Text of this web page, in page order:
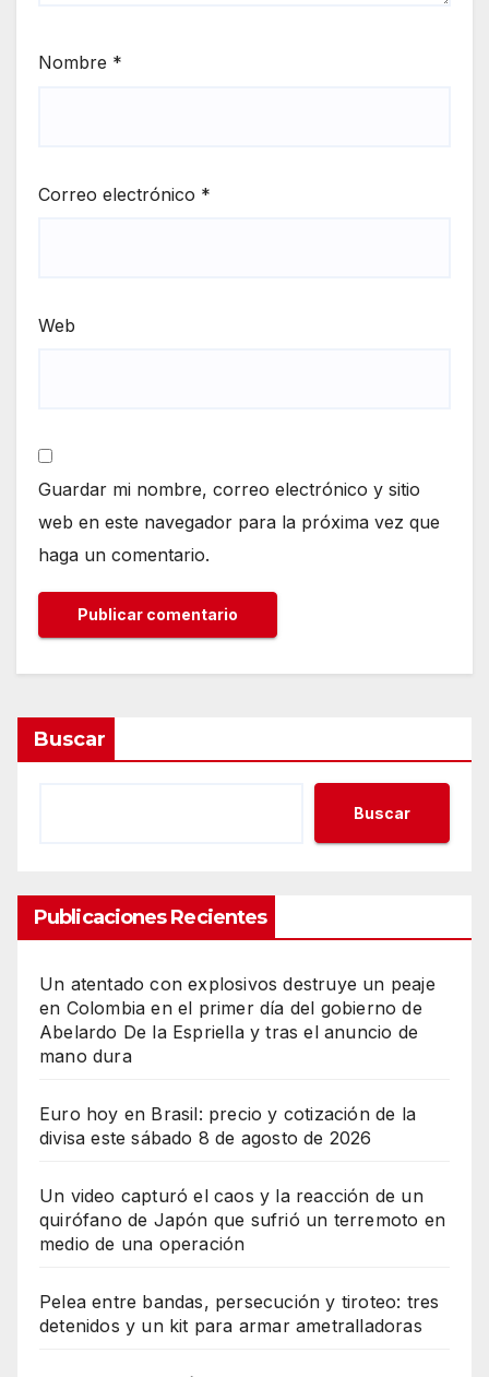
Nombre *
Correo electrónico *
Web
Guardar mi nombre, correo electrónico y sitio
web en este navegador para la próxima vez que
haga un comentario.
Buscar
Buscar
Publicaciones Recientes
Un atentado con explosivos destruye un peaje
en Colombia en el primer día del gobierno de
Abelardo De la Espriella y tras el anuncio de
mano dura
Euro hoy en Brasil: precio y cotización de la
divisa este sábado 8 de agosto de 2026
Un video capturó el caos y la reacción de un
quirófano de Japón que sufrió un terremoto en
medio de una operación
Pelea entre bandas, persecución y tiroteo: tres
detenidos y un kit para armar ametralladoras